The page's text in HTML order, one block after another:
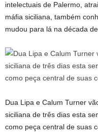
intelectuais de Palermo,
máfia siciliana, também
mudou para lá na década
Dua Lipa e Calum Turner
siciliana de três dias esta
como peça central de suas